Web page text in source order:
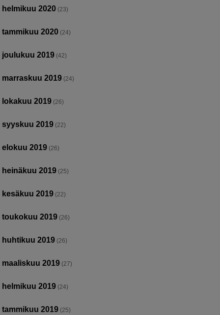
helmikuu 2020 (23)
tammikuu 2020 (24)
joulukuu 2019 (42)
marraskuu 2019 (24)
lokakuu 2019 (26)
syyskuu 2019 (22)
elokuu 2019 (26)
heinäkuu 2019 (25)
kesäkuu 2019 (22)
toukokuu 2019 (26)
huhtikuu 2019 (26)
maaliskuu 2019 (27)
helmikuu 2019 (24)
tammikuu 2019 (25)